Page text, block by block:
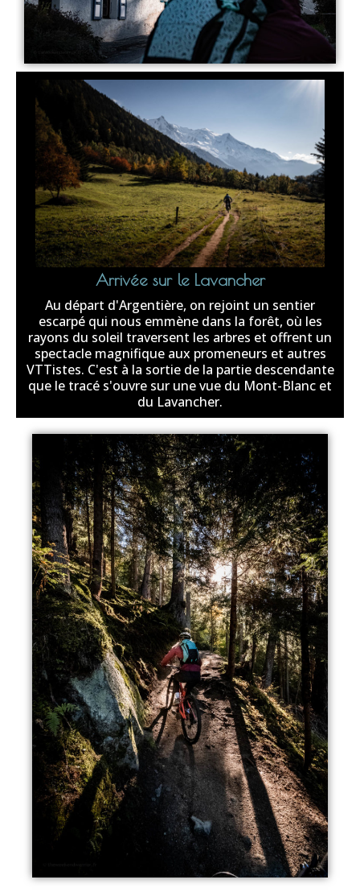
Arrivée sur le Lavancher
Au départ d'Argentière, on rejoint un sentier
escarpé qui nous emmène dans la forêt, où les
rayons du soleil traversent les arbres et offrent un
spectacle magnifique aux promeneurs et autres
VTTistes. C'est à la sortie de la partie descendante
que le tracé s'ouvre sur une vue du Mont-Blanc et
du Lavancher.